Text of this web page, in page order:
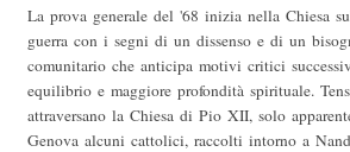
La prova generale del '68 inizia nella Chiesa
guerra con i segni di un dissenso e di un
comunitario che anticipa motivi critici
equilibrio e maggiore profondità spirituale.
attraversano la Chiesa di Pio XII, solo
Genova alcuni cattolici, raccolti intorno a